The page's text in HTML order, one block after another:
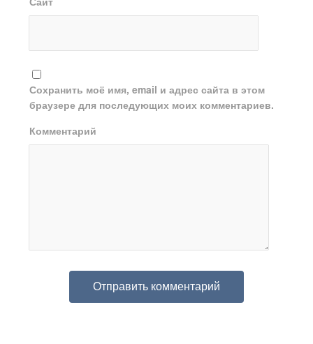
Сохранить моё имя, email и адрес сайта в этом
браузере для последующих моих комментариев.
Комментарий